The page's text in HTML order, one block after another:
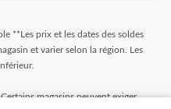
**Les prix et les dates des soldes
et varier selon la région. Les
magasins peuvent exiger